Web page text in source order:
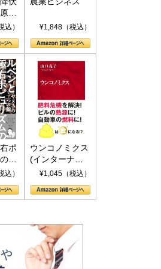
爆
込） ¥1,848（税込）
ポ
時
〉
込）
ウンコノミクス
(インターナシ
ョナル新書)
¥1,045（税込）